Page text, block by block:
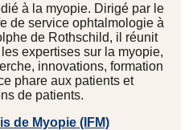
à la myopie. Dirigé par le
de service ophtalmologie à
de Rothschild, il réunit
expertises sur la myopie,
innovations, formation
phare aux patients et
de patients.
de Myopie (IFM)